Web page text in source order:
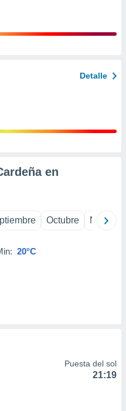
Detalle
en
Octubre
20°C
Puesta del sol
21:19